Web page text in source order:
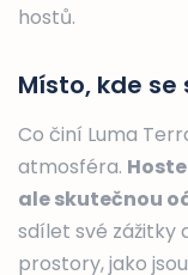
hostů.
Místo, kde
Co činí Luma
atmosféra.
ale skutečnou
sdílet své zážitky
prostory, jako